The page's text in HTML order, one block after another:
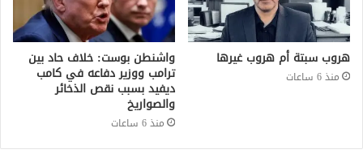
هروب سبتة أم هروب غيرها
منذ 6 ساعات
واشنطن بوست: خلاف حاد بين
ترامب ووزير دفاعه في كامب
ديفيد بسبب نقص الذخائر
والصواريخ
منذ 6 ساعات